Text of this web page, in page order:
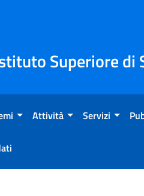
Superiore di
Attività Servizi